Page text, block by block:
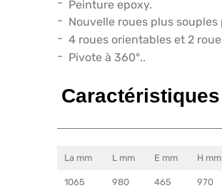
Peinture epoxy.
Nouvelle roues plus
4 roues orientables et 2
Pivote à 360°..
Caractéristiques
La mm L mm E mm H mm
1065 980 465 970